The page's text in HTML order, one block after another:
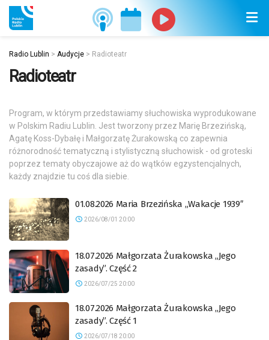
Radio Lublin > Audycje > Radioteatr
Radioteatr
Program, w którym przedstawiamy słuchowiska wyprodukowane
w Polskim Radiu Lublin. Jest tworzony przez Marię Brzezińską,
Agatę Koss-Dybałę i Małgorzatę Żurakowską co zapewnia
różnorodność tematyczną i stylistyczną słuchowisk - od groteski
poprzez tematy obyczajowe aż do wątków egzystencjalnych,
każdy znajdzie tu coś dla siebie.
01.08.2026 Maria Brzezińska „Wakacje 1939″
2026/08/01 20:00
18.07.2026 Małgorzata Żurakowska „Jego
zasady”. Część 2
2026/07/25 20:00
18.07.2026 Małgorzata Żurakowska „Jego
zasady”. Część 1
2026/07/18 20:00